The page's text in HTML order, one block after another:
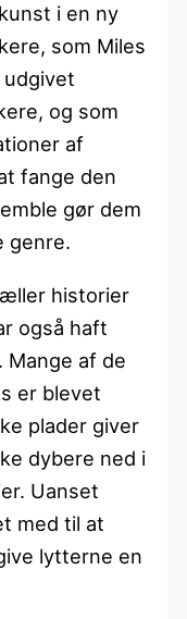
i en ny
som Miles
udgivet
og som
af
fange den
gør dem
genre.
historier
også haft
af de
er blevet
plader giver
dybere ned i
Uanset
med til at
lytterne en